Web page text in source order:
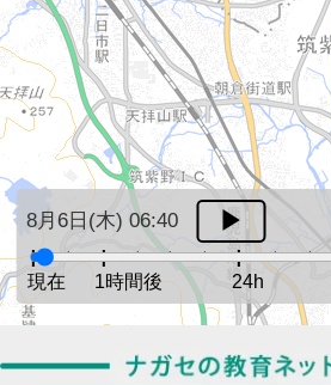
8月6日(木) 06:40
現在 1時間後 24h